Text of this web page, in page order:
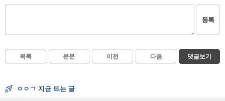
등록
목록 본문 이전 다음 댓글보기
ㅇㅇㄱ 지금 뜨는 글